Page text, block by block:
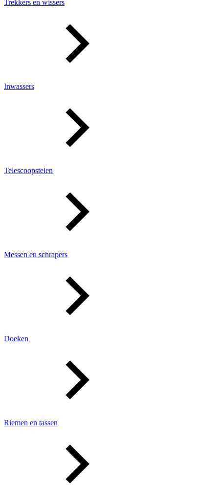
Trekkers en wissers
Inwassers
Telescoopstelen
Messen en schrapers
Doeken
Riemen en tassen